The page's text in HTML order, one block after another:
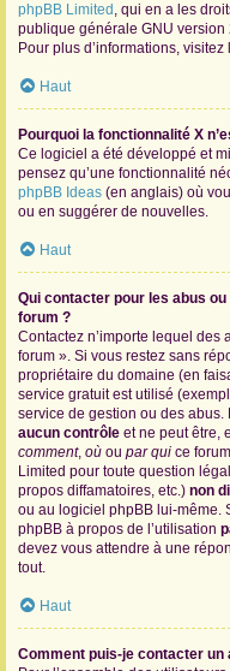
phpBB Limited , qui en a les
publique générale GNU version
Pour plus d’informations, visitez
Haut
Pourquoi la fonctionnalité X
Ce logiciel a été développé et
pensez qu’une fonctionnalité
phpBB Ideas (en anglais) où
ou en suggérer de nouvelles.
Haut
Qui contacter pour les abus
forum ?
Contactez n’importe lequel des
forum ». Si vous restez sans
propriétaire du domaine (en
service gratuit est utilisé
service de gestion ou des abus.
aucun contrôle et ne peut être,
comment, où ou par qui ce
Limited pour toute question
propos diffamatoires, etc.) non
ou au logiciel phpBB lui-même.
phpBB à propos de l’utilisation
devez vous attendre à une
tout.
Haut
Comment puis-je contacter